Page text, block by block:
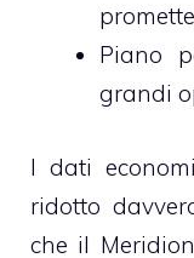
Piano
grandi
I dati
ridotto
che il